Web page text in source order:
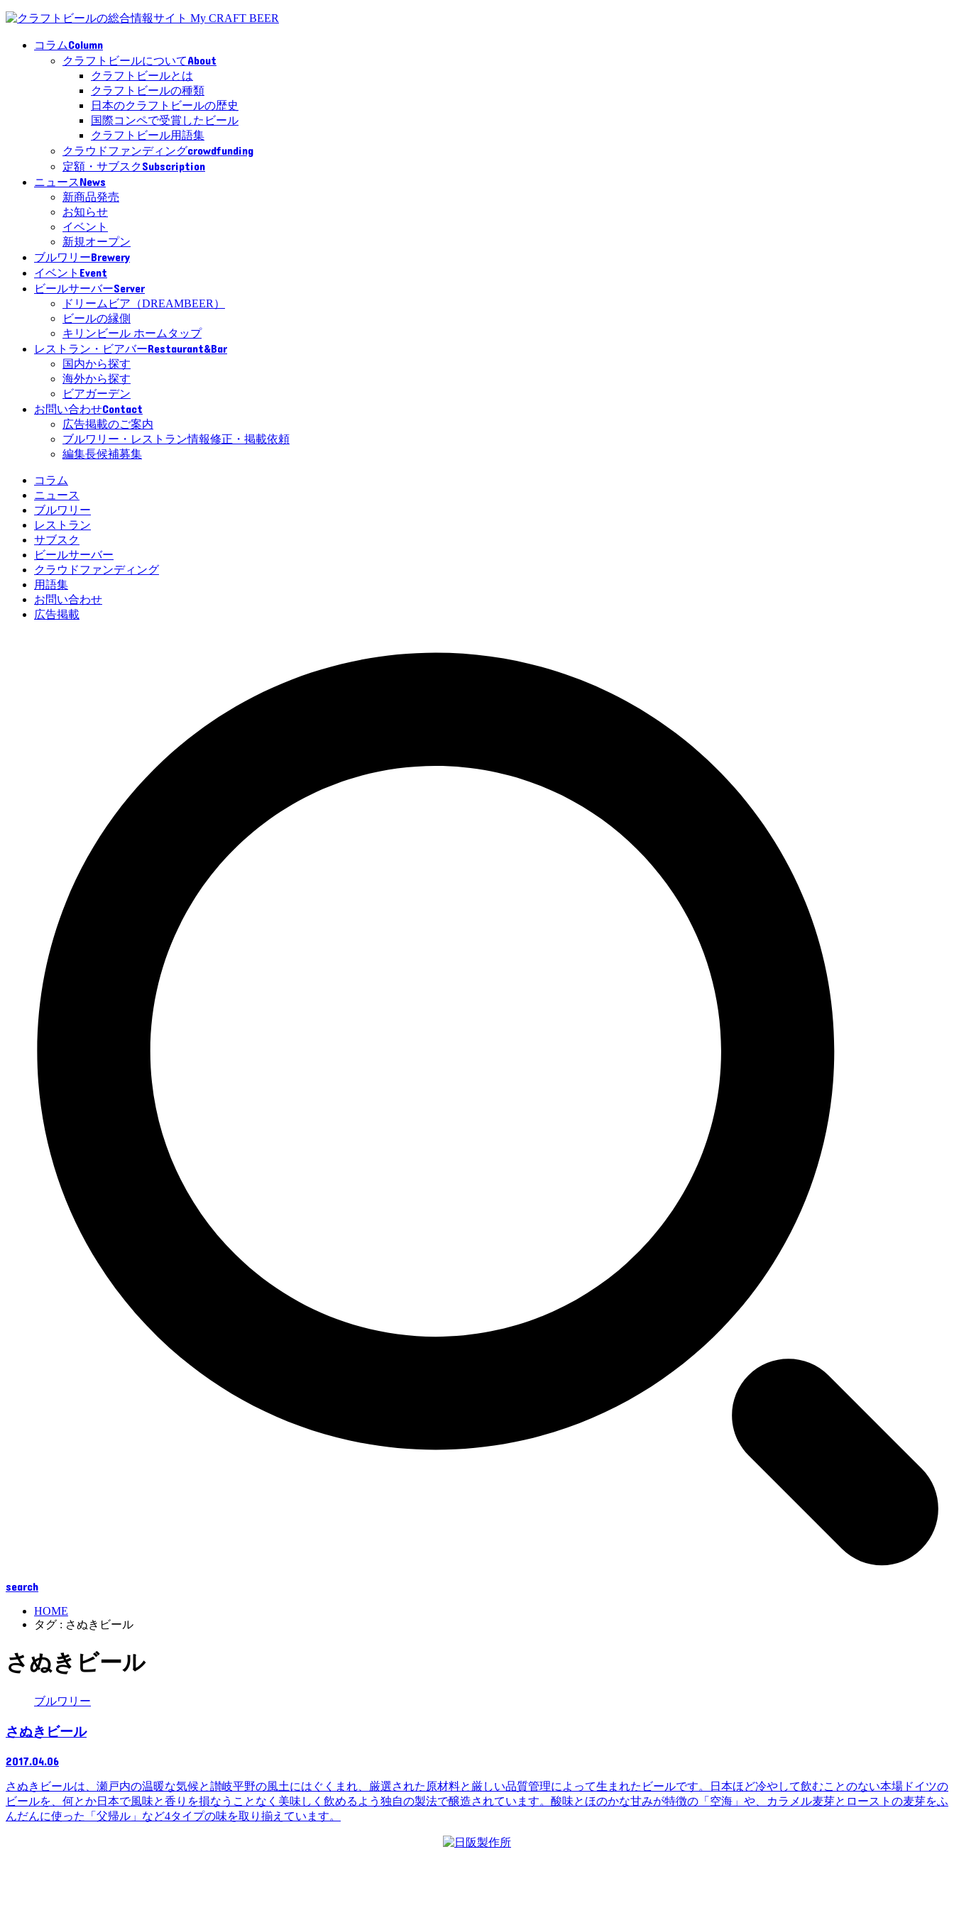
コラムColumn
クラフトビールについてAbout
クラフトビールとは
クラフトビールの種類
日本のクラフトビールの歴史
国際コンペで受賞したビール
クラフトビール用語集
クラウドファンディングcrowdfunding
定額・サブスクSubscription
ニュースNews
新商品発売
お知らせ
イベント
新規オープン
ブルワリーBrewery
イベント Event
ビールサーバーServer
ドリームビア（DREAMBEER）
ビールの縁側
キリンビール ホームタップ
レストラン・ビアバーRestaurant&Bar
国内から探す
海外から探す
ビアガーデン
お問い合わせContact
広告掲載のご案内
ブルワリー・レストラン情報修正・掲載依頼
編集長候補募集
コラム
ニュース
ブルワリー
レストラン
サブスク
ビールサーバー
クラウドファンディング
用語集
お問い合わせ
広告掲載
search
HOME
タグ : さぬきビール
さぬきビール
ブルワリー
さぬきビール
2017.04.06
さぬきビールは、瀬戸内の温暖な気候と讃岐平野の風土にはぐくまれ、厳選された原材料と厳しい品質管理によって生まれたビールです。日本ほど冷やして飲むことのない本場ドイツの
ビールを、何とか日本で風味と香りを損なうことなく美味しく飲めるよう独自の製法で醸造されています。酸味とほのかな甘みが特徴の「空海」や、カラメル麦芽とローストの麦芽をふ
んだんに使った「父帰ル」など4タイプの味を取り揃えています。